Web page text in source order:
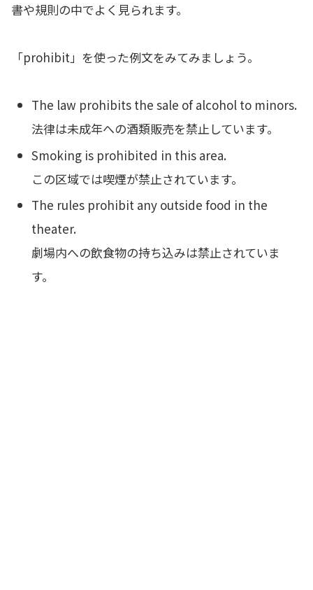
書や規則の中でよく見られます。
「prohibit」を使った例文をみてみましょう。
The law prohibits the sale of alcohol to minors.
法律は未成年への酒類販売を禁止しています。
Smoking is prohibited in this area.
この区域では喫煙が禁止されています。
The rules prohibit any outside food in the
theater.
劇場内への飲食物の持ち込みは禁止されていま
す。